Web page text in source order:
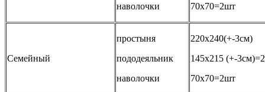
наволочки
70х70=2шт
Семейный
простыня
пододеяльник
наволочки
220х240(+-3см)
145х215 (+-
70х70=2шт